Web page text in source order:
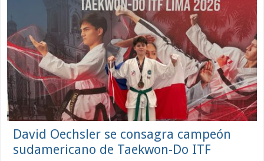
David Oechsler se consagra campeón
sudamericano de Taekwon-Do ITF